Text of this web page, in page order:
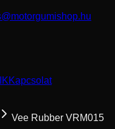
Kapcsolat
Vee Rubber VRM015